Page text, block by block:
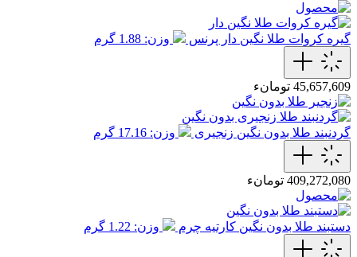
گیره کروات طلا نگین دار پرنس وزن: 1.88 گرم
45,657,609 تومانء
گردنبند طلا بدون نگین زنجیری وزن: 17.16 گرم
409,272,080 تومانء
دستبند طلا بدون نگین کارتیه چرم وزن: 1.22 گرم